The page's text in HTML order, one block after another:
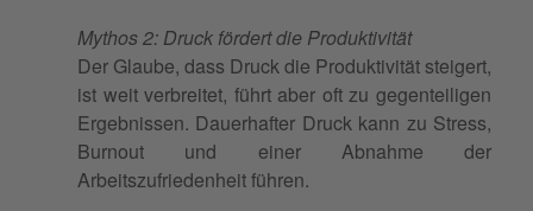
Mythos 2: Druck fördert die Produktivität
Der Glaube, dass Druck die Produktivität steigert,
ist weit verbreitet, führt aber oft zu gegenteiligen
Ergebnissen. Dauerhafter Druck kann zu Stress,
Burnout und einer Abnahme der
Arbeitszufriedenheit führen.